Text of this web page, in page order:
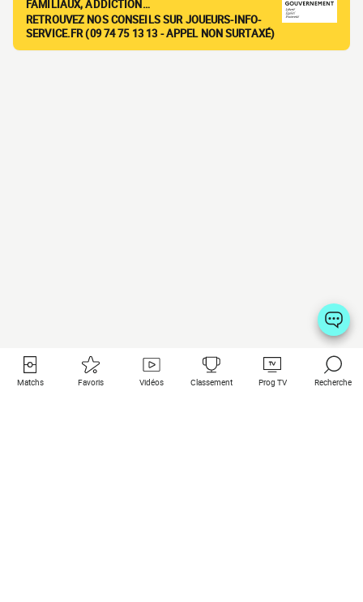
FAMILIAUX, ADDICTION…
RETROUVEZ NOS CONSEILS SUR JOUEURS-INFO-
SERVICE.FR (09 74 75 13 13 - APPEL NON SURTAXÉ)
Matchs Favoris Vidéos Classement Prog TV Recherche